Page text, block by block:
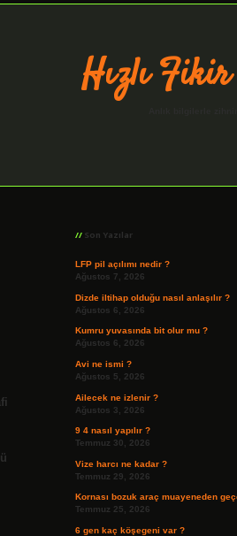
Hızlı
Son Yazılar
LFP pil açılımı nedir ?
Ağustos 7, 2026
Dizde iltihap olduğu nasıl anlaşılır ?
Ağustos 6, 2026
Kumru yuvasında bit olur mu ?
Ağustos 6, 2026
Avi ne ismi ?
Ağustos 5, 2026
Ailecek ne izlenir ?
Ağustos 3, 2026
9 4 nasıl yapılır ?
Temmuz 30, 2026
Vize harcı ne kadar ?
Temmuz 29, 2026
Kornası bozuk araç muayeneden
Temmuz 25, 2026
6 gen kaç köşegeni var ?